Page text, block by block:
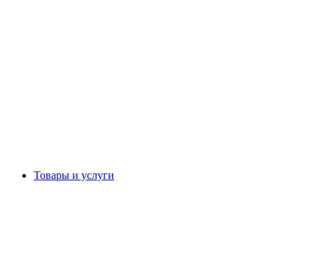
Товары и услуги